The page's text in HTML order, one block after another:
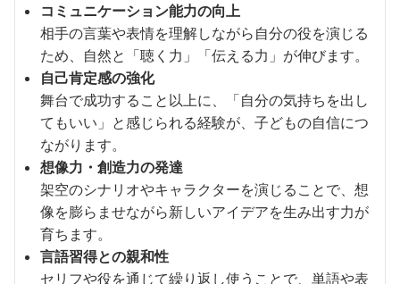
コミュニケーション能力の向上
相手の言葉や表情を理解しながら自分の役を演じる
ため、自然と「聴く力」「伝える力」が伸びます。
自己肯定感の強化
舞台で成功すること以上に、「自分の気持ちを出し
てもいい」と感じられる経験が、子どもの自信につ
ながります。
想像力・創造力の発達
架空のシナリオやキャラクターを演じることで、想
像を膨らませながら新しいアイデアを生み出す力が
育ちます。
言語習得との親和性
セリフや役を通じて繰り返し使うことで、単語や表